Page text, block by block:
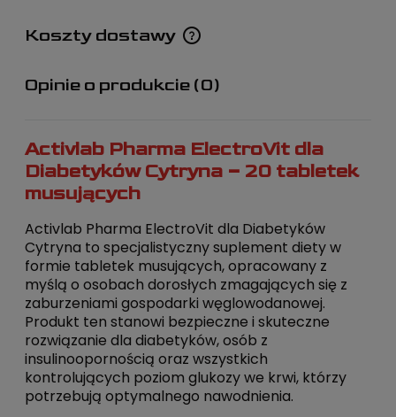
Koszty dostawy
Cena nie zawiera ewentualnych kosztów płatności
Opinie o produkcie (0)
Activlab Pharma ElectroVit dla
Diabetyków Cytryna – 20 tabletek
musujących
Activlab Pharma ElectroVit dla Diabetyków
Cytryna to specjalistyczny suplement diety w
formie tabletek musujących, opracowany z
myślą o osobach dorosłych zmagających się z
zaburzeniami gospodarki węglowodanowej.
Produkt ten stanowi bezpieczne i skuteczne
rozwiązanie dla diabetyków, osób z
insulinoopornością oraz wszystkich
kontrolujących poziom glukozy we krwi, którzy
potrzebują optymalnego nawodnienia.